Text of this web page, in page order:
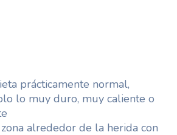
prácticamente normal,
lo muy duro, muy caliente o
alrededor de la herida con